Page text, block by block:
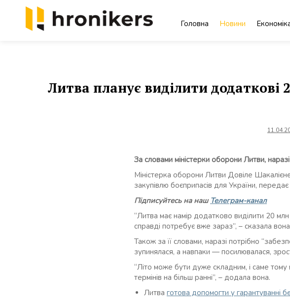
Головна Новини
Литва планує виділити додаткові
За словами міністерки оборони Литви,
Міністерка оборони Литви Довіле
закупівлю боєприпасів для України,
Підписуйтесь на наш Телеграм-канал
“Литва має намір додатково виділити 20
справді потребує вже зараз”, – сказала
Також за її словами, наразі потрібно
зупинялася, а навпаки — посилювалася,
“Літо може бути дуже складним, і саме
термінів на більш ранні”, – додала вона.
Литва готова допомогти у гарантуванні